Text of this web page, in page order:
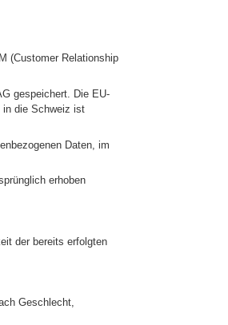
(Customer Relationship
gespeichert. Die EU-
in die Schweiz ist
Daten, im
erhoben
der bereits erfolgten
Geschlecht,